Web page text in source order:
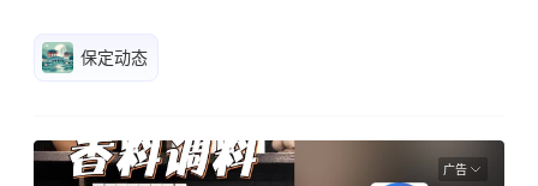
保定动态
广告